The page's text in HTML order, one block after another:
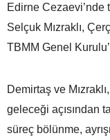
Edirne
Selçuk Mızraklı,
TBMM Genel
Demirtaş ve
geleceği açısından
süreç bölünme,